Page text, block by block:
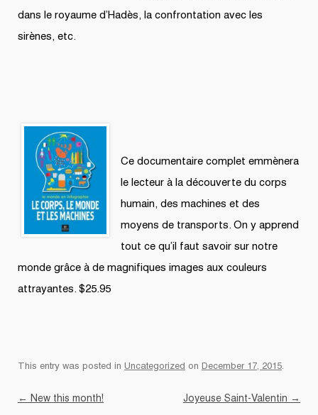
dans le royaume d’Hadès, la confrontation avec les
sirènes, etc.
Ce documentaire complet emmènera
le lecteur à la découverte du corps
humain, des machines et des
moyens de transports. On y apprend
tout ce qu’il faut savoir sur notre
monde grâce à de magnifiques images aux couleurs
attrayantes. $25.95
This entry was posted in Uncategorized on December 17, 2015.
Post navigation
← New this month! Joyeuse Saint-Valentin →